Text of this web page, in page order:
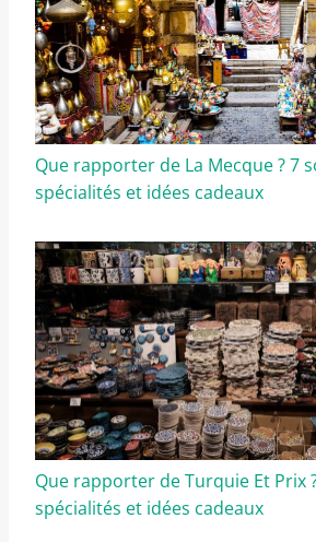
Que rapporter de La Mecque ? 7
spécialités et idées cadeaux
Que rapporter de Turquie Et Prix
spécialités et idées cadeaux